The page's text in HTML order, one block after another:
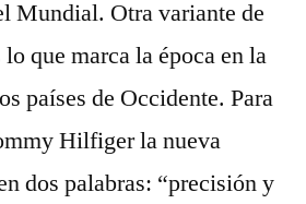
Mundial. Otra variante de
que marca la época en la
países de Occidente. Para
Hilfiger la nueva
dos palabras: “precisión y